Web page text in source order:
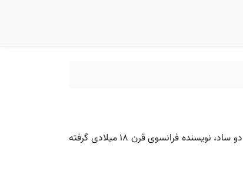
سادیسم (Sadism) به تمایل یا لذت بردن از آزار و اذیت دیگران به ویژه در زمینه‌های جنسی و روانی اشاره دارد. این واژه از نام مارکی دو ساد، نویسنده فرانسوی قرن 18 میلادی گرفته